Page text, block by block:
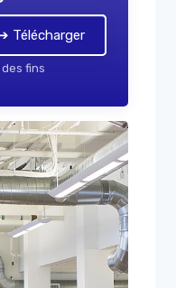
Télécharger
fins